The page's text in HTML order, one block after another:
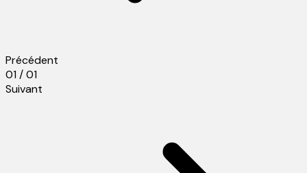
Précédent
01 / 01
Suivant